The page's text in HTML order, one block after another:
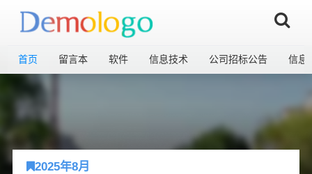
首页 留言本 软件 信息技术 公司招标公告 信息
2025年8月